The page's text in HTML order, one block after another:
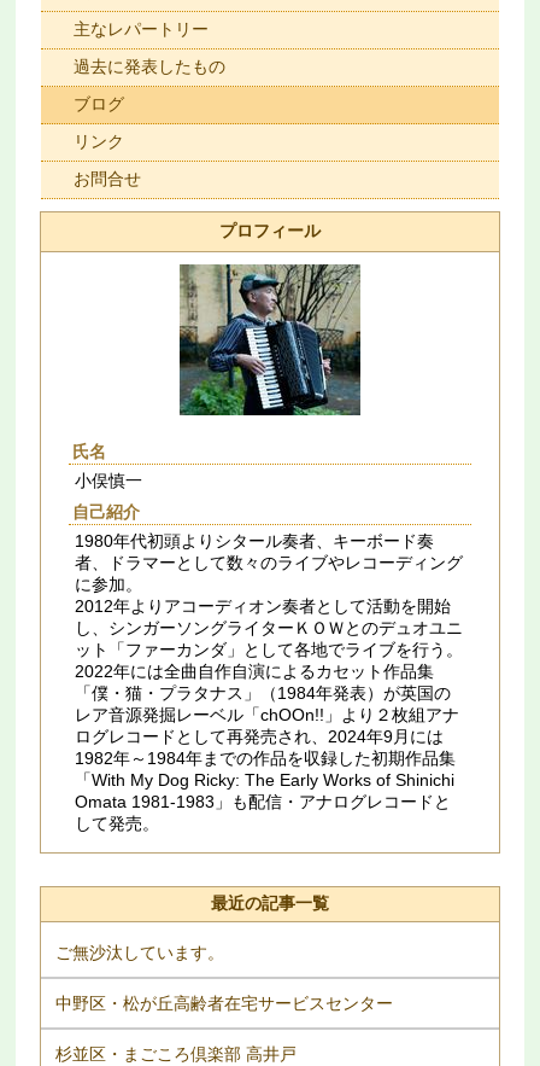
主なレパートリー
過去に発表したもの
ブログ
リンク
お問合せ
プロフィール
氏名
小俣慎一
自己紹介
1980年代初頭よりシタール奏者、キーボード奏
者、ドラマーとして数々のライブやレコーディング
に参加。
2012年よりアコーディオン奏者として活動を開始
し、シンガーソングライターＫＯＷとのデュオユニ
ット「ファーカンダ」として各地でライブを行う。
2022年には全曲自作自演によるカセット作品集
「僕・猫・プラタナス」（1984年発表）が英国の
レア音源発掘レーベル「chOOn!!」より２枚組アナ
ログレコードとして再発売され、2024年9月には
1982年～1984年までの作品を収録した初期作品集
「With My Dog Ricky: The Early Works of Shinichi
Omata 1981​-​1983」も配信・アナログレコードと
して発売。
最近の記事一覧
ご無沙汰しています。
中野区・松が丘高齢者在宅サービスセンター
杉並区・まごころ倶楽部 高井戸